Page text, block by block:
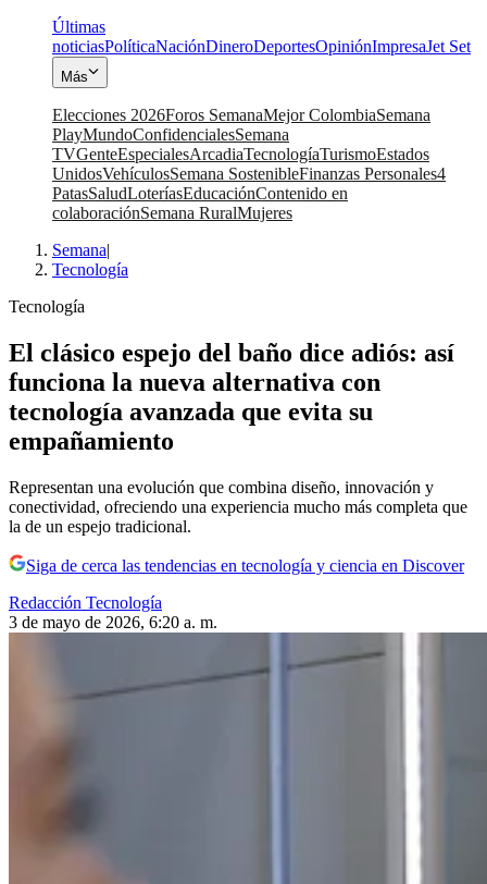
Últimas
noticiasPolíticaNaciónDineroDeportesOpiniónImpresaJet Set
Más
Elecciones 2026Foros SemanaMejor ColombiaSemana
PlayMundoConfidencialesSemana
TVGenteEspecialesArcadiaTecnologíaTurismoEstados
UnidosVehículosSemana SostenibleFinanzas Personales4
PatasSaludLoteríasEducaciónContenido en
colaboraciónSemana RuralMujeres
Semana|
Tecnología
Tecnología
El clásico espejo del baño dice adiós: así
funciona la nueva alternativa con
tecnología avanzada que evita su
empañamiento
Representan una evolución que combina diseño, innovación y
conectividad, ofreciendo una experiencia mucho más completa que
la de un espejo tradicional.
Siga de cerca las tendencias en tecnología y ciencia en Discover
Redacción Tecnología
3 de mayo de 2026, 6:20 a. m.